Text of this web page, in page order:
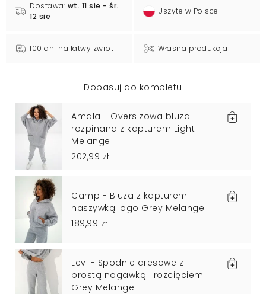
Dostawa: wt. 11 sie - śr.
12 sie
Uszyte w Polsce
100 dni na łatwy zwrot Własna produkcja
Dopasuj do kompletu
Amala - Oversizowa bluza
rozpinana z kapturem Light
Melange
202,99 zł
Camp - Bluza z kapturem i
naszywką logo Grey Melange
189,99 zł
Levi - Spodnie dresowe z
prostą nogawką i rozcięciem
Grey Melange